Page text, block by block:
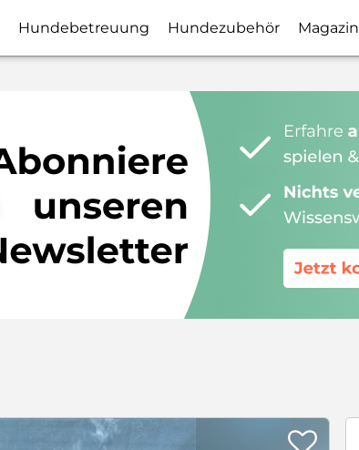
Hundebetreuung Hundezubehör Magazin
